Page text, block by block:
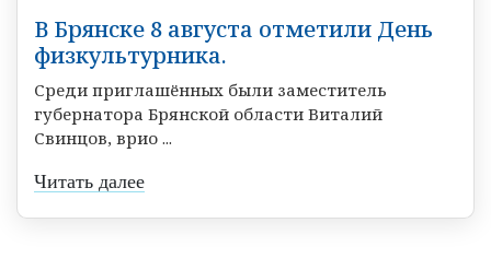
В Брянске 8 августа отметили День
физкультурника.
Среди приглашённых были заместитель
губернатора Брянской области Виталий
Свинцов, врио ...
Читать далее